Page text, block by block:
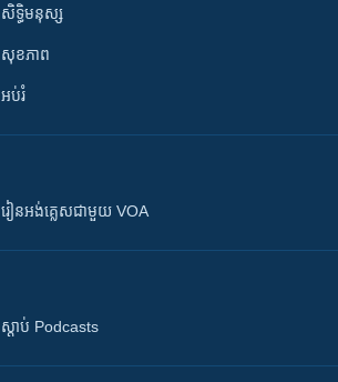
សិទ្ធិមនុស្ស
សុខភាព
អប់រំ
រៀន​​​​​​អង់គ្លេស​​ជាមួយ VOA
ស្តាប់ Podcasts